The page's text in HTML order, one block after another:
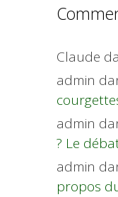
Claude
admin
admin
? Le
admin
propos